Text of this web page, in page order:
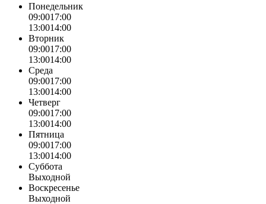
Понедельник
09:0017:00
13:0014:00
Вторник
09:0017:00
13:0014:00
Среда
09:0017:00
13:0014:00
Четверг
09:0017:00
13:0014:00
Пятница
09:0017:00
13:0014:00
Суббота
Выходной
Воскресенье
Выходной